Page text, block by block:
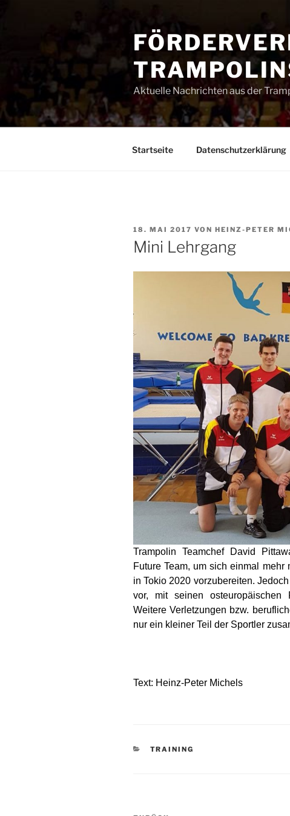
Aktuelle Nachrichten aus der
Startseite Datenschutzerklärung
VERÖFFENTLICHT
AM
18. MAI 2017 VON HEINZ-PETER
Mini Lehrgang
Trampolin Teamchef David
Future Team, um sich einmal
in Tokio 2020 vorzubereiten.
vor, mit seinen
Weitere Verletzungen bzw.
nur ein kleiner Teil der Sportler
Text: Heinz-Peter Michels
KATEGORIEN
TRAINING